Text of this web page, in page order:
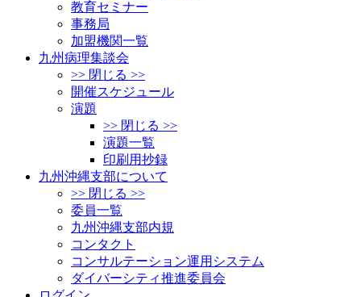
教育セミナー
事務局
加盟機関一覧
九州病理集談会
>> 閉じる >>
開催スケジュール
演題
>> 閉じる >>
演題一覧
印刷用抄録
九州沖縄支部について
>> 閉じる >>
委員一覧
九州沖縄支部内規
コンタクト
コンサルテーション運用システム
ダイバーシティ推進委員会